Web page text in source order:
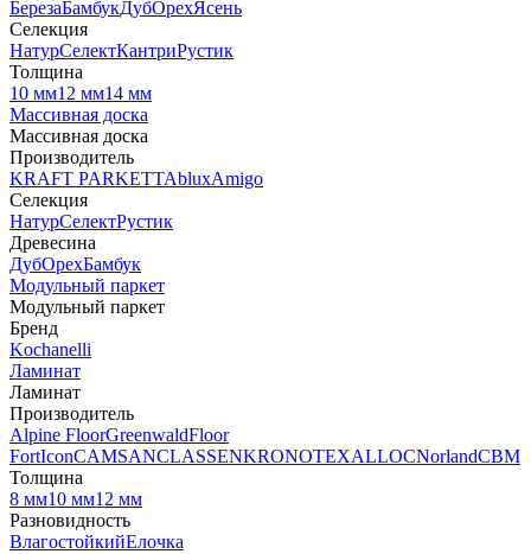
БерезаБамбукДубОрехЯсень
Селекция
НатурСелектКантриРустик
Толщина
10 мм12 мм14 мм
Массивная доска
Массивная доска
Производитель
KRAFT PARKETTAbluxAmigo
Селекция
НатурСелектРустик
Древесина
ДубОрехБамбук
Модульный паркет
Модульный паркет
Бренд
Kochanelli
Ламинат
Ламинат
Производитель
Alpine FloorGreenwaldFloor
FortIconCAMSANCLASSENKRONOTEXALLOCNorlandCBM
Толщина
8 мм10 мм12 мм
Разновидность
ВлагостойкийЕлочка